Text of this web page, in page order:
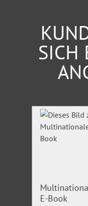
SICH
Produktgalerie
E-Book